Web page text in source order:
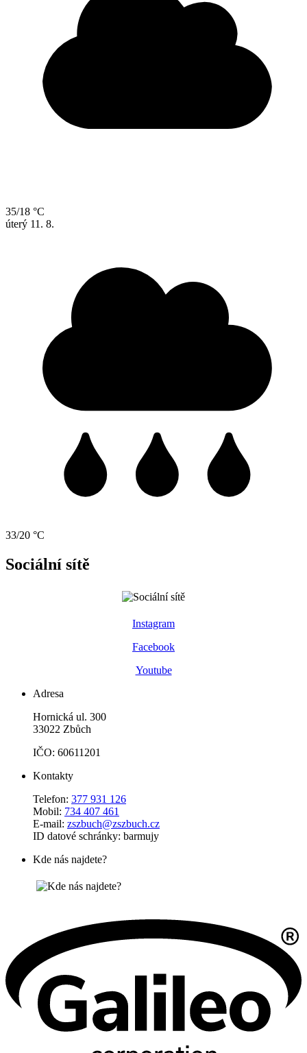
35/18 °C
úterý 11. 8.
33/20 °C
Sociální sítě
Instagram
Facebook
Youtube
Adresa
Hornická ul. 300
33022 Zbůch
IČO: 60611201
Kontakty
Telefon: 377 931 126
Mobil: 734 407 461
E-mail: zszbuch@zszbuch.cz
ID datové schránky: barmujy
Kde nás najdete?